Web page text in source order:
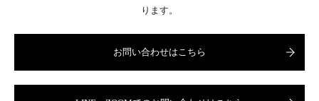
ります。
お問い合わせはこちら